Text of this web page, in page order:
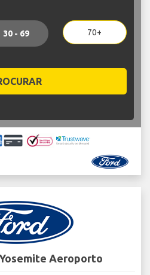
30 - 69 70+
Aeroporto